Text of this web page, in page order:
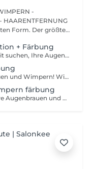
-
HAARENTFERNUNG
Form. Der größte
+ Färbung
Wenn Sie nach einer neuen Möglichkeit suchen, Ihre Augenbrauen zu verbessern, brauchen Sie nicht weiter zu suchen als die Augenbrauenlifting-Behandlung! Während des Prozesses bedeckt die Spezialistin die Haare mit speziellen Zusammensetzungen für langanhaltendes Styling und Fixierung. Die Augenbrauenlaminierung geht mit einer Färbung einher. Das Ergebnis sind helle, ordentliche und gepflegte Augenbrauen, und die gewünschte Form bleibt lange Zeit unverändert. Wie wird das Augenbrauenlifting durchgeführt? - Beratung (um die perfekte Form und Farbe zu besprechen) - Vorbereitung (Augenbrauen werden gewaschen und markiert) - Augenbrauenstyling wird aufgetragen - Augenbrauenfixierung wird aufgetragen - zupfen (Überschüssige Haare werden mit einer Pinzette entfernt) - färben (Farbe oder Henna wird aufgetragen) - Produkte werden von den Augenbrauen entfernt - Antiseptikum und Creme werden aufgetragen - Augenbrauen werden in die gewünschte Position gebürstet Altersbeschränkungen: empfohlenes Mindestalter ab 16 Jahren. Empfehlungen nach dem Eingriff: die Augenbrauen 24 Stunden lang nicht waschen, keine Sauna besuchen und kein Make-up auftragen. Frequenz: einmal in 6-8 Wochen.
Erhalten Sie Ihre perfekten Augenbrauen und Wimpern! Wie wird die Form Definierung + Wimpern färben durchgeführt? - Beratung (um die perfekte Form und Farbe zu besprechen) - Vorbereitung (Augenbrauen werden gewaschen und markiert) - wachsen (Überschüssige Haare werden mit Wachs entfernt) - zupfen (Überschüssige Haare werden mit einer Pinzette entfernt) - Antiseptikum und Creme werden aufgetragen - Wimpern werden gewaschen - Augencreme wird aufgetragen - Klebeband und die Patches werden aufgetragen - färben - Klebeband und die Patches werden entfernt Altersbeschränkungen: empfohlenes Mindestalter ab 12 Jahren. Empfehlungen nach dem Eingriff: in den ersten 4 Stunden nach dem Eingriff keine Makeup-Produkte auf die Haut in der Nähe der Augenbrauen auftragen. Die Wimpern 24 Stunden nach dem Eingriff nicht nass machen. Frequenz: einmal in 3-4 Wochen.
färbung
Sparen Sie morgens Zeit, lassen Sie Ihre Augenbrauen und Wimpern machen! Wie wird die Formgebung, das Färben Augenbrauen und Wimpern durchgeführt? - Beratung (um die perfekte Form und Farbe zu besprechen) - Vorbereitung (Augenbrauen werden gewaschen und markiert) - wachsen (Überschüssige Haare werden mit Wachs entfernt) - zupfen (Überschüssige Haare werden mit einer Pinzette entfernt) - färben (Farbe oder Henna wird aufgetragen) - Überschüssige Farbe wird entfernt - Antiseptikum und Creme werden aufgetragen - Wimpern werden gewaschen - Augencreme wird aufgetragen - Klebeband und die Patches werden aufgetragen - färben - Klebeband und die Patches werden entfernt Altersbeschränkungen: empfohlenes Mindestalter ab 14 Jahren. Empfehlungen nach dem Eingriff: die Augenbrauen und Wimpern vor 24 Stunden nicht nass machen und kein Make-up auftragen. Frequenz: einmal in 3-4 Wochen.